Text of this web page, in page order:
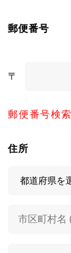
郵便番号
〒
郵便番号検索
住所